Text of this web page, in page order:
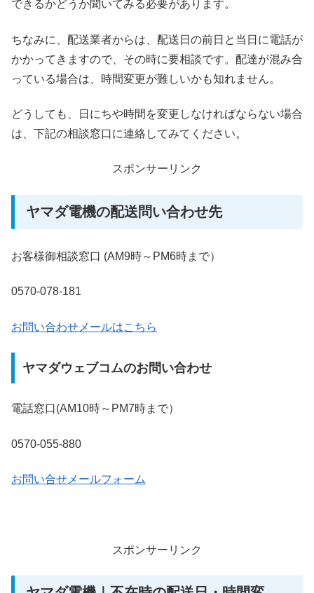
できるかどうか聞いてみる必要があります。
ちなみに、配送業者からは、配送日の前日と当日に電話が
かかってきますので、その時に要相談です。配達が混み合
っている場合は、時間変更が難しいかも知れません。
どうしても、日にちや時間を変更しなければならない場合
は、下記の相談窓口に連絡してみてください。
スポンサーリンク
ヤマダ電機の配送問い合わせ先
お客様御相談窓口 (AM9時～PM6時まで）
0570-078-181
お問い合わせメールはこちら
ヤマダウェブコムのお問い合わせ
電話窓口(AM10時～PM7時まで）
0570-055-880
お問い合せメールフォーム
スポンサーリンク